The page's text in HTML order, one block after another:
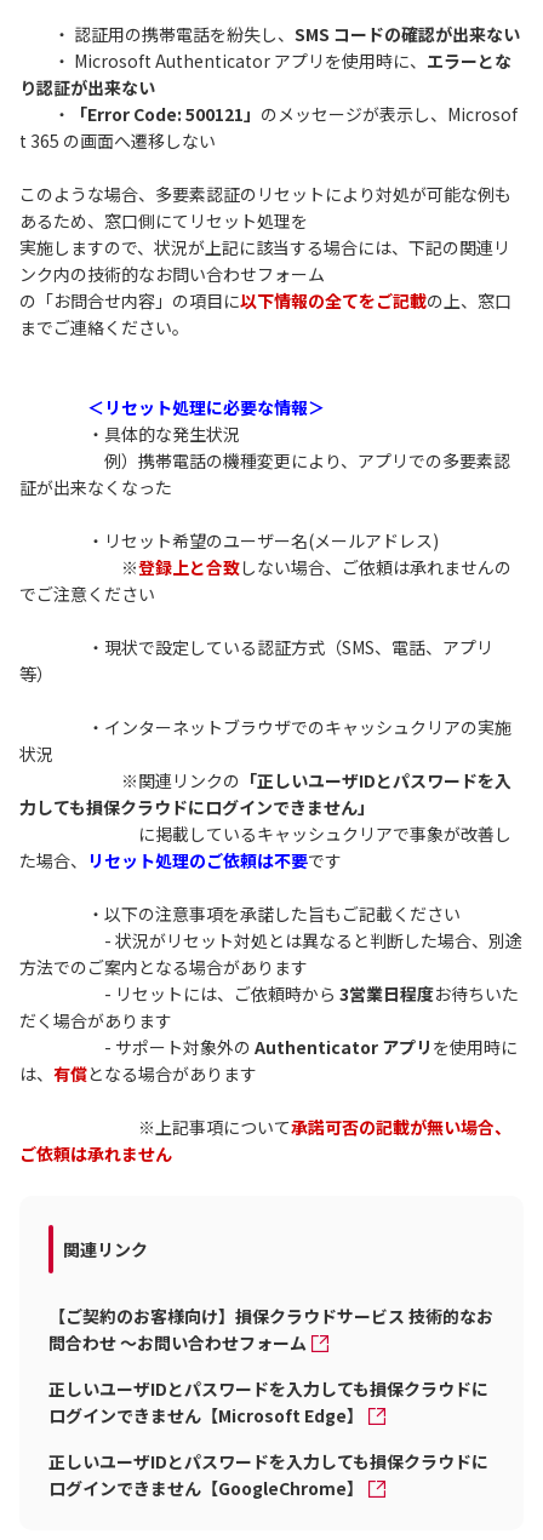
・ 認証用の携帯電話を紛失し、 SMS コードの確認が出来ない
・ Microsoft Authenticator アプリを使用時に、 エラーとな
り認証が出来ない
・
「Error Code: 500121」 のメッセージが表示し、Microsof
t 365 の画面へ遷移しない
このような場合、多要素認証のリセットにより対処が可能な例も
あるため、窓口側にてリセット処理を
実施しますので、状況が上記に該当する場合には、下記の関連リ
ンク内の技術的なお問い合わせフォーム
の「お問合せ内容」の項目に以下情報の全てをご記載の上、窓口
までご連絡ください。
＜リセット処理に必要な情報＞
・具体的な発生状況
例）携帯電話の機種変更により、アプリでの多要素認
証が出来なくなった
・リセット希望のユーザー名(メールアドレス)
※登録上と合致しない場合、ご依頼は承れませんの
でご注意ください
・現状で設定している認証方式（SMS、電話、アプリ
等）
・インターネットブラウザでのキャッシュクリアの実施
状況
※関連リンクの 「正しいユーザIDとパスワードを入
力しても損保クラウドにログインできません」
に掲載しているキャッシュクリアで事象が改善し
た場合、 リセット処理のご依頼は不要です
・以下の注意事項を承諾した旨もご記載ください
- 状況がリセット対処とは異なると判断した場合、別途
方法でのご案内となる場合があります
- リセットには、ご依頼時から 3営業日程度お待ちいた
だく場合があります
- サポート対象外の Authenticator アプリ を使用時に
は、 有償となる場合があります
※上記事項について承諾可否の記載が無い場合、
ご依頼は承れません
関連リンク
【ご契約のお客様向け】損保クラウドサービス 技術的なお
問合わせ ～お問い合わせフォーム
正しいユーザIDとパスワードを入力しても損保クラウドに
ログインできません【Microsoft Edge】
正しいユーザIDとパスワードを入力しても損保クラウドに
ログインできません【GoogleChrome】